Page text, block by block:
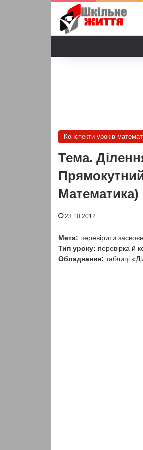
Конспекти уроків
Тема.
Математика)
23.10.2012
Мета: перевірити
Тип уроку: перевірка й
Обладнання: таблиці